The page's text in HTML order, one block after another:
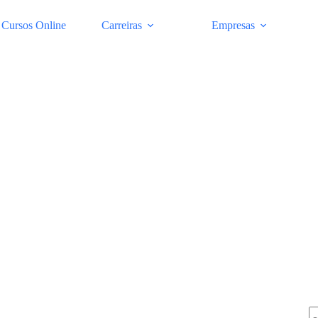
Cursos Online Carreiras Empresas